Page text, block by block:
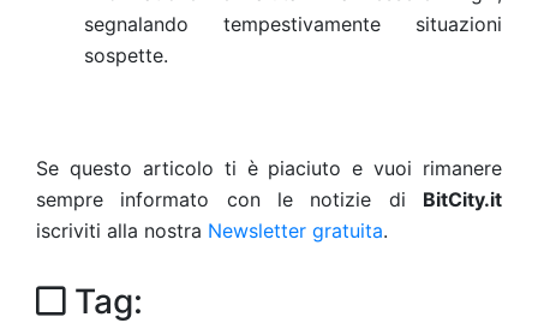
segnalando tempestivamente situazioni
sospette.
Se questo articolo ti è piaciuto e vuoi rimanere
sempre informato con le notizie di BitCity.it
iscriviti alla nostra Newsletter gratuita.
Tag: